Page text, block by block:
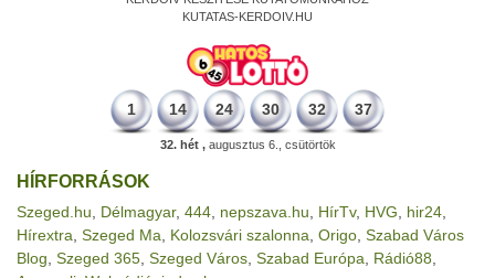
KUTATAS-KERDOIV.HU
1 14 24 30 32 37
32. hét ,augusztus 6., csütörtök
HÍRFORRÁSOK
Szeged.hu Délmagyar, 444 nepszava.hu HírTv, HVG hir24
Hírextra Szeged Ma Kolozsvári szalonna Origo Szabad Város
Blog Szeged 365 Szeged Város Szabad Európa Rádió88